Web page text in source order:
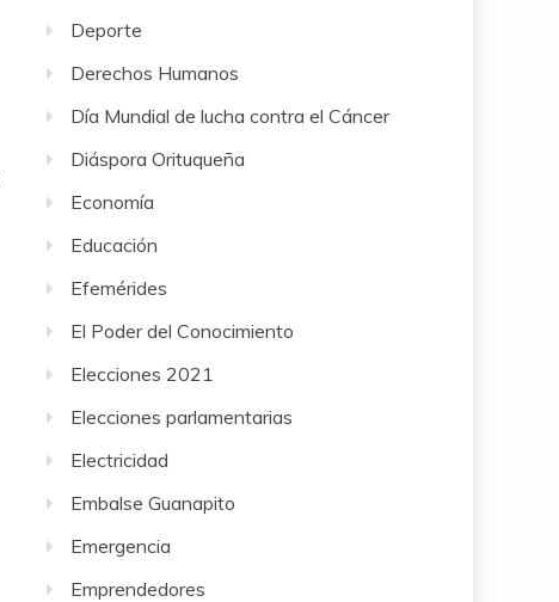
Deporte
Derechos Humanos
Día Mundial de lucha contra el Cáncer
Diáspora Orituqueña
Economía
Educación
Efemérides
El Poder del Conocimiento
Elecciones 2021
Elecciones parlamentarias
Electricidad
Embalse Guanapito
Emergencia
Emprendedores